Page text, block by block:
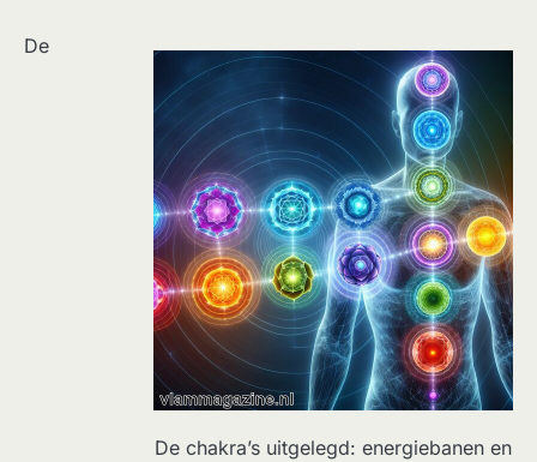
De chakra’s uitgelegd: energiebanen en
De